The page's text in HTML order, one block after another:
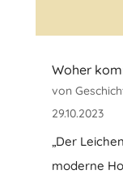
Woher
von
29.10.2023
„Der
moderne